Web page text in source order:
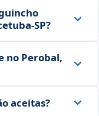
no Perobal,
aceitas?